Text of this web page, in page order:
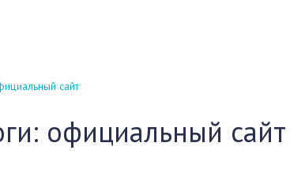
сайт
официальный сайт